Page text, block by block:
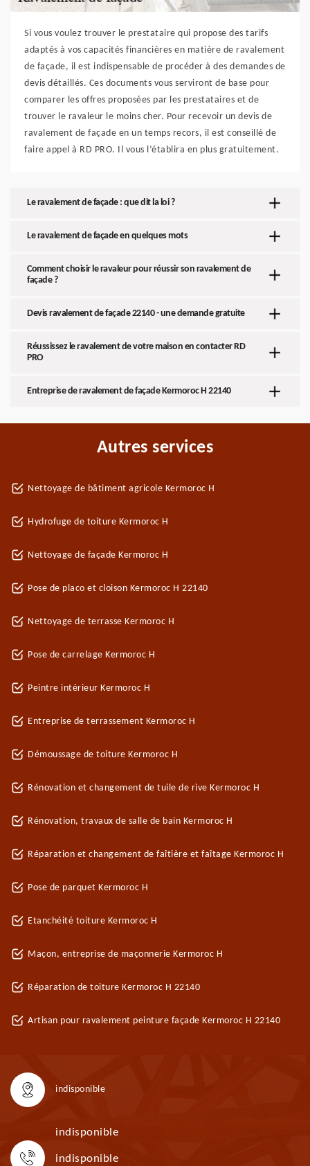
Si vous voulez trouver le prestataire qui propose des tarifs
adaptés à vos capacités financières en matière de ravalement
de façade, il est indispensable de procéder à des demandes de
devis détaillés. Ces documents vous serviront de base pour
comparer les offres proposées par les prestataires et de
trouver le ravaleur le moins cher. Pour recevoir un devis de
ravalement de façade en un temps recors, il est conseillé de
faire appel à RD PRO. Il vous l’établira en plus gratuitement.
Le ravalement de façade : que dit la loi ?
Le ravalement de façade en quelques mots
Comment choisir le ravaleur pour réussir son ravalement de
façade ?
Devis ravalement de façade 22140 - une demande gratuite
Réussissez le ravalement de votre maison en contacter RD
PRO
Entreprise de ravalement de façade Kermoroc H 22140
Autres services
Nettoyage de bâtiment agricole Kermoroc H
Hydrofuge de toiture Kermoroc H
Nettoyage de façade Kermoroc H
Pose de placo et cloison Kermoroc H 22140
Nettoyage de terrasse Kermoroc H
Pose de carrelage Kermoroc H
Peintre intérieur Kermoroc H
Entreprise de terrassement Kermoroc H
Démoussage de toiture Kermoroc H
Rénovation et changement de tuile de rive Kermoroc H
Rénovation, travaux de salle de bain Kermoroc H
Réparation et changement de faîtière et faîtage Kermoroc H
Pose de parquet Kermoroc H
Etanchéité toiture Kermoroc H
Maçon, entreprise de maçonnerie Kermoroc H
Réparation de toiture Kermoroc H 22140
Artisan pour ravalement peinture façade Kermoroc H 22140
indisponible
indisponible
indisponible